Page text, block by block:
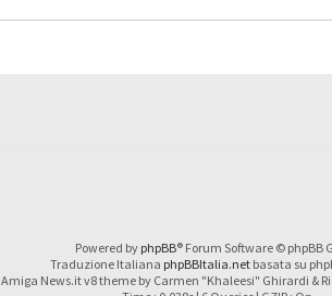
Powered by phpBB® Forum Software © phpBB
Traduzione Italiana phpBBItalia.netbasata su
Amiga News.it v8 theme by Carmen "Khaleesi" Ghirardi &